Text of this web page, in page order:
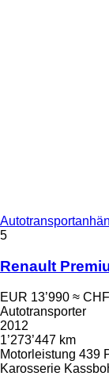
5
Renault
EUR 13’990 ≈
Autotransporter
2012
1’273’447 km
Motorleistung 439
Karosserie